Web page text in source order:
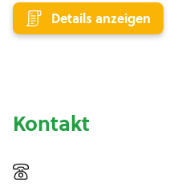
Details anzeigen
Kontakt